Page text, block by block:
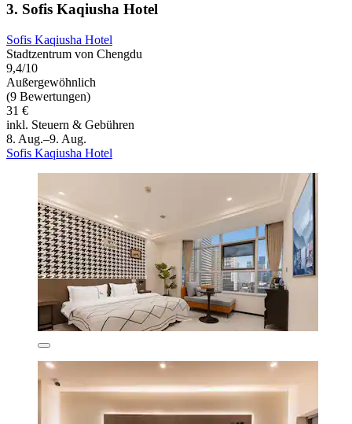
3. Sofis Kaqiusha Hotel
Sofis Kaqiusha Hotel
Stadtzentrum von Chengdu
9,4/10
Außergewöhnlich
(9 Bewertungen)
31 €
inkl. Steuern & Gebühren
8. Aug.–9. Aug.
Sofis Kaqiusha Hotel